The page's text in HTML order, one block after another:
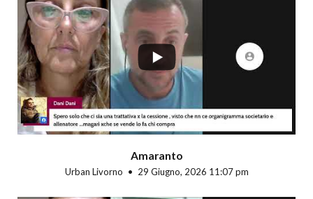
Amaranto
Urban Livorno 29 Giugno, 2026 11:07 pm